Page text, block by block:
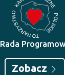
Rada
Zobacz